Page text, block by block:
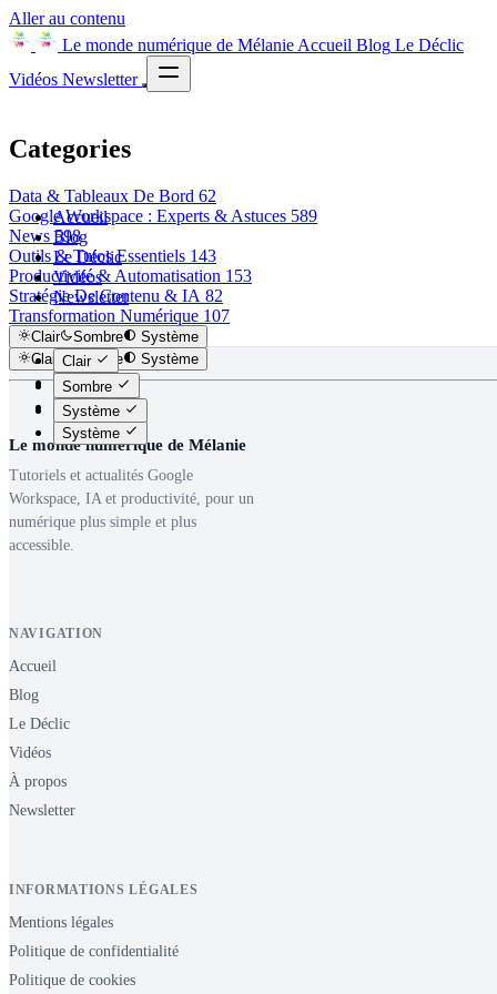
Aller au contenu
Le monde numérique de Mélanie Accueil Blog Le Déclic
Vidéos Newsletter
Accueil
Blog
Le Déclic
Vidéos
Newsletter
Clair Sombre
Système
Clair
Sombre
Système
Categories
Data & Tableaux De Bord 62
Google Workspace : Experts & Astuces 589
News598
Outils & Tutos Essentiels 143
Productivité & Automatisation 153
Stratégie De Contenu & IA 82
Transformation Numérique 107
Vidéos YouTube282
Clair Sombre
Système
Clair
Sombre
Système
Le monde numérique de Mélanie
Tutoriels et actualités Google
Workspace, IA et productivité, pour un
numérique plus simple et plus
accessible.
NAVIGATION
Accueil
Blog
Le Déclic
Vidéos
À propos
Newsletter
INFORMATIONS LÉGALES
Mentions légales
Politique de confidentialité
Politique de cookies